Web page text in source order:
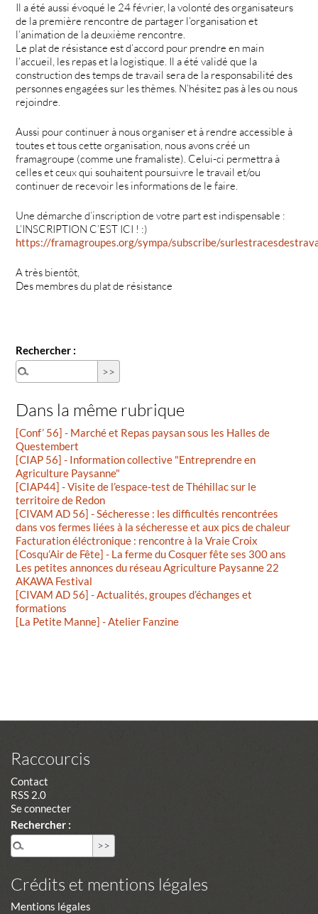
Il a été aussi évoqué le 24 février, la volonté des organisateurs
de la première rencontre de partager l’organisation et
l’animation de la deuxième rencontre.
Le plat de résistance est d’accord pour prendre en main
l’accueil, les repas et la logistique. Il a été validé que la
construction des temps de travail sera de la responsabilité des
personnes engagées sur les thèmes. N’hésitez pas à les ou nous
rejoindre.
Aussi pour continuer à nous organiser et à rendre accessible à
toutes et tous cette organisation, nous avons créé un
framagroupe (comme une framaliste). Celui-ci permettra à
celles et ceux qui souhaitent poursuivre le travail et/ou
continuer de recevoir les informations de le faire.
Une démarche d’inscription de votre part est indispensable :
L’INSCRIPTION C’EST ICI ! :)
https://framagroupes.org/sympa/subscribe/
A très bientôt,
Des membres du plat de résistance
Rechercher :
Dans la même rubrique
[Conf’ 56] - Marché et Repas paysan sous les Halles de
Questembert
[CIAP 56] - Information collective "Entreprendre en
Agriculture Paysanne"
[CIAP44] - Visite de l’espace-test de Théhillac sur le
territoire de Redon
[CIVAM AD 56] - Sécheresse : les difficultés rencontrées
dans vos fermes liées à la sécheresse et aux pics de chaleur
Facturation éléctronique : rencontre à la Vraie Croix
[Cosqu’Air de Fête] - La ferme du Cosquer fête ses 300 ans
Les petites annonces du réseau Agriculture Paysanne 22
AKAWA Festival
[CIVAM AD 56] - Actualités, groupes d’échanges et
formations
[La Petite Manne] - Atelier Fanzine
Raccourcis
Contact
RSS 2.0
Se connecter
Rechercher :
Crédits et mentions légales
Mentions légales